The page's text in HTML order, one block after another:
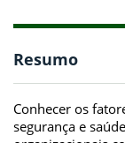
Resumo
Conhecer os
segurança e